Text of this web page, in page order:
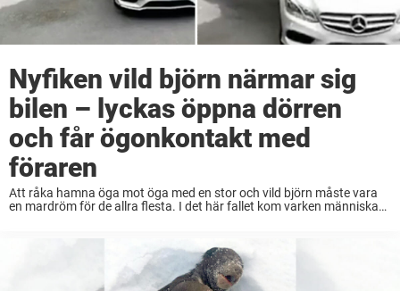
Nyfiken vild björn närmar sig
bilen – lyckas öppna dörren
och får ögonkontakt med
föraren
Att råka hamna öga mot öga med en stor och vild björn måste vara
en mardröm för de allra flesta. I det här fallet kom varken människa